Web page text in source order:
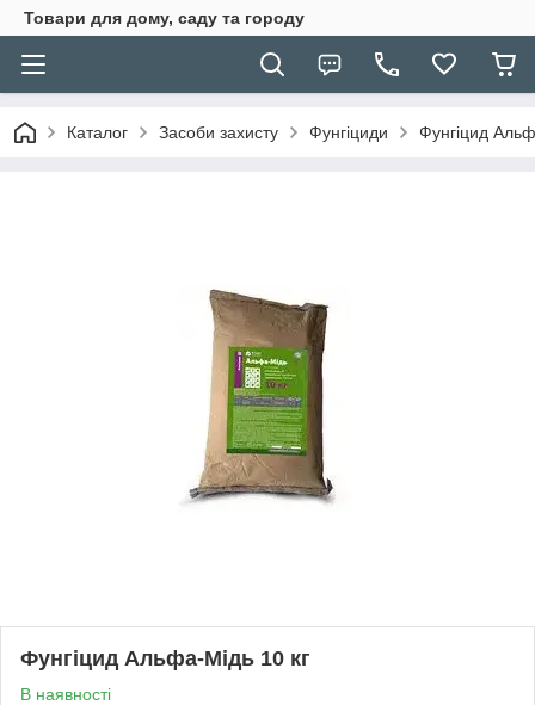
Товари для дому, саду та городу
Каталог Засоби захисту Фунгіциди Фунгіцид
Фунгіцид Альфа-Мідь 10 кг
В наявності